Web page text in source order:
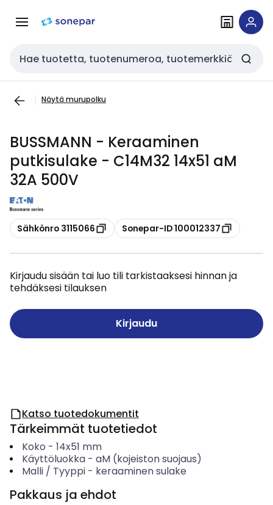
navigointiinsisältöön
Haku
Näytä murupolku
BUSSMANN - Keraaminen
putkisulake - C14M32 14x51 aM
32A 500V
Kopioi
Sähkönro 3115066 Kopioi
Sonepar-ID 100012337
Kirjaudu sisään tai luo tili tarkistaaksesi hinnan ja
tehdäksesi tilauksen
Kirjaudu
Katso tuotedokumentit
Tärkeimmät tuotetiedot
Koko - 14x51 mm
Käyttöluokka- aM (kojeiston suojaus)
Malli / Tyyppi- keraaminen sulake
Pakkaus ja ehdot